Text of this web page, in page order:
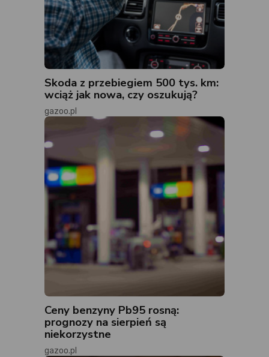
Skoda z przebiegiem 500 tys. km:
wciąż jak nowa, czy oszukują?
gazoo.pl
Ceny benzyny Pb95 rosną:
prognozy na sierpień są
niekorzystne
gazoo.pl